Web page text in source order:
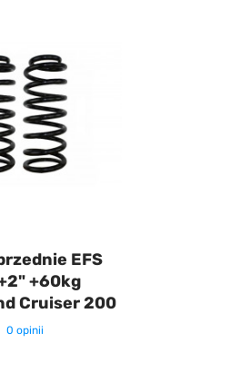
EFS
+60kg
Cruiser 200
0 opinii